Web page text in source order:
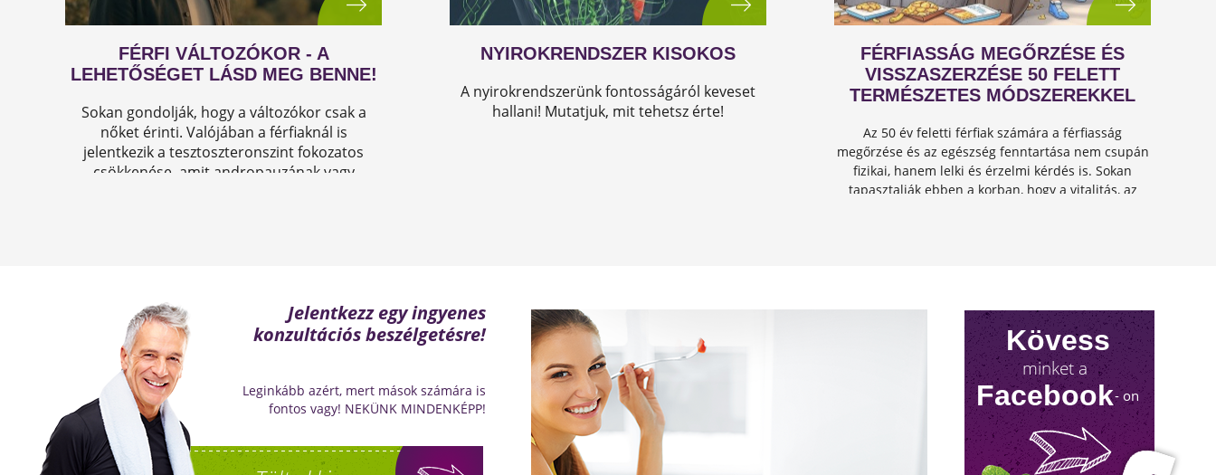
FÉRFI VÁLTOZÓKOR - A
LEHETŐSÉGET LÁSD MEG BENNE!
Sokan gondolják, hogy a változókor csak a
nőket érinti. Valójában a férfiaknál is
jelentkezik a tesztoszteronszint fokozatos
csökkenése, amit andropauzának vagy
NYIROKRENDSZER KISOKOS
A nyirokrendszerünk fontosságáról keveset
hallani! Mutatjuk, mit tehetsz érte!
FÉRFIASSÁG MEGŐRZÉSE ÉS
VISSZASZERZÉSE 50 FELETT
TERMÉSZETES MÓDSZEREKKEL
Az 50 év feletti férfiak számára a férfiasság
megőrzése és az egészség fenntartása nem csupán
fizikai, hanem lelki és érzelmi kérdés is. Sokan
tapasztalják ebben a korban, hogy a vitalitás, az
Jelentkezz egy ingyenes
konzultációs beszélgetésre!
Leginkább azért, mert mások számára is
fontos vagy! NEKÜNK MINDENKÉPP!
Kövess
minket a
Facebook- on